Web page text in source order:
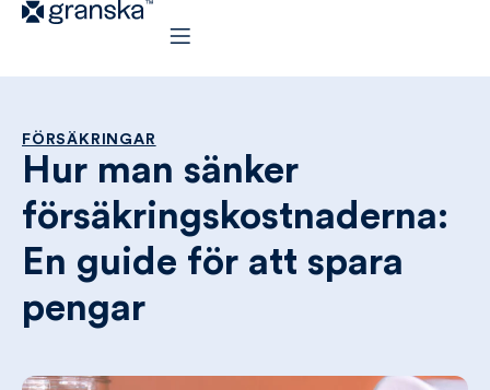
FÖRSÄKRINGAR
Hur man sänker
försäkringskostnaderna:
En guide för att spara
pengar